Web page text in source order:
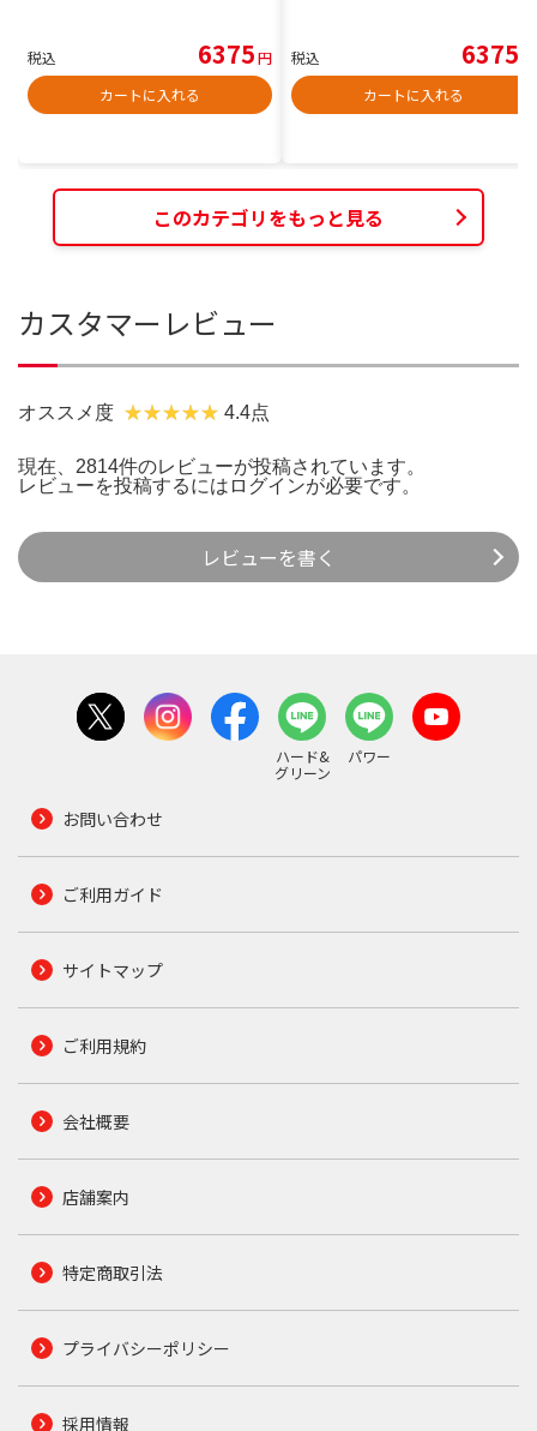
税込 6375円
カートに入れる
税込 6375
カートに入れる
このカテゴリをもっと見る
カスタマーレビュー
オススメ度 4.4点
現在、2814件のレビューが投稿されています。
レビューを投稿するには ログインが必要です。
レビューを書く
ハード&
グリーン
パワー
お問い合わせ
ご利用ガイド
サイトマップ
ご利用規約
会社概要
店舗案内
特定商取引法
プライバシーポリシー
採用情報